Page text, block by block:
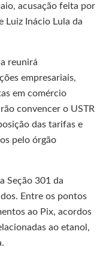
acusação feita por
Luiz Inácio Lula da
reunirá
empresariais,
em comércio
convencer o USTR
das tarifas e
pelo órgão
Seção 301 da
Entre os pontos
ao Pix, acordos
ao etanol,